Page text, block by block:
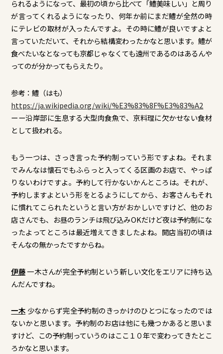
られるようになって、最初の頃から比べて「鱧美味しい」と周り
が言ってくれるようになったり、何年か前にまだ鱧が全然の時
にテレビの取材が入ったんですよ。その時に鱧が良いですよと
言っていただいて、それから結構変わったかなと思います。鱧が
食べたいなとなっても京都じゃなくても遠州であるのはあるんや
ってのが分かってもらえたり。
参考：鱧（はも）
https://ja.wikipedia.org/wiki/%E3%83%8F%E3%83%A2
ーー沿岸部に生息する大型肉食魚で、京料理に欠かせない食材
として扱われる。
もう一つは、さっき言った予約制っていう形ですよね。それま
でみんなは懐石でもふらっと入ってくる区画のお店で、やっぱ
りないわけですよ。予約して行かないかんところは。それが、
予約しますよという形をとるようにしてから、お客さんもそれ
に慣れてこられたというと言い方がおかしいですけど、他のお
店さんでも、お昼のランチは飛び込みOKだけど夜は予約制にな
ったよってところは最近増えてきましたよね。開店当初の頃は
そんなの無かったですからね。
伊藤一木さんが完全予約制という新しい文化をエリアに持ち込
んだんですね。
一木 少なからず完全予約制のきっかけのひとつになったのでは
ないかと思います。予約制のお店は他にも幾つかあると思いま
すけど、この予約制っていうのはここ１０年で変わってきたとこ
ろかなと思います。